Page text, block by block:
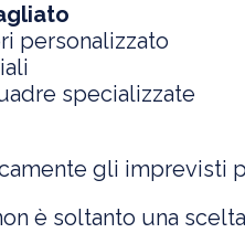
personalizzato
specializzate
gli imprevisti
è soltanto una